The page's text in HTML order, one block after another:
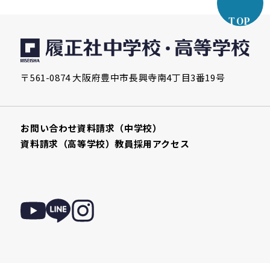
TOP
〒561-0874 大阪府豊中市長興寺南4丁目3番19号
お問い合わせ資料請求（中学校）
資料請求（高等学校）教員採用アクセス